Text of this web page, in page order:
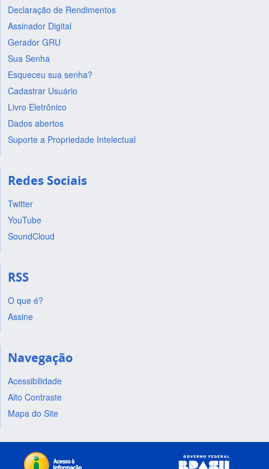
Declaração de Rendimentos
Assinador Digital
Gerador GRU
Sua Senha
Esqueceu sua senha?
Cadastrar Usuário
Livro Eletrônico
Dados abertos
Suporte a Propriedade Intelectual
Redes Sociais
Twitter
YouTube
SoundCloud
RSS
O que é?
Assine
Navegação
Acessibilidade
Alto Contraste
Mapa do Site